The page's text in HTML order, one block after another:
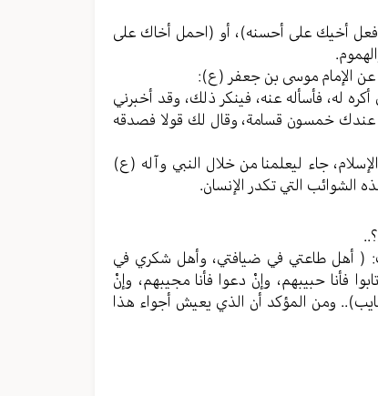
فعل أخيك على أحسنه)، أو (احمل أخاك على
عن الإمام موسى بن جعفر (ع):
له، فأسأله عنه، فينكر ذلك، وقد أخبرني
خمسون قسامة، وقال لك قولا فصدقه
جاء ليعلمنا من خلال النبي وآله (ع)
الشوائب التي تكدر الإنسان.
( أهل طاعتي في ضيافتي، وأهل شكري في
فأنا حبيبهم، وإنْ دعوا فأنا مجيبهم، وإنْ
ومن المؤكد أن الذي يعيش أجواء هذا